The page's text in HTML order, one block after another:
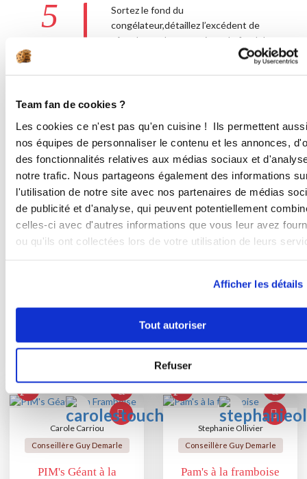
Team fan de cookies ?
Les cookies ce n'est pas qu'en cuisine ! Ils permettent
nos équipes de personnaliser le contenu et les annonces,
des fonctionnalités relatives aux médias sociaux et
notre trafic. Nous partageons également des informations
l'utilisation de notre site avec nos partenaires de médias
de publicité et d'analyse, qui peuvent potentiellement
celles-ci avec d'autres informations que vous leur avez
ou qu'ils ont collectées lors de votre utilisation de leurs
Afficher les détails
Tout autoriser
Refuser
5
Sortez le fond du
congélateur,détaillez l’excédent de
pâte du moule et garnissez le fond de
découpoir dessus de tarte.
rouleau dessus. Poussez la partie du
découpoir pour détacher la pâte et
posez-la sur la tarte. Dorez le bord du
fond de pâte à l’oeuf battu et posez
le fond décoré dessus. Coupez les
bords pour égaliser et soudez-les.
Dorez le dessus et faites cuire 20
minutes à 200°C (th. 6-7) puis 10
Bon appétit !
Vous aimerez aussi ...
Carole Carriou
Conseillère Guy Demarle
PIM's Géant à la
Stephanie Ollivier
Conseillère Guy Demarle
Pam's à la framboise